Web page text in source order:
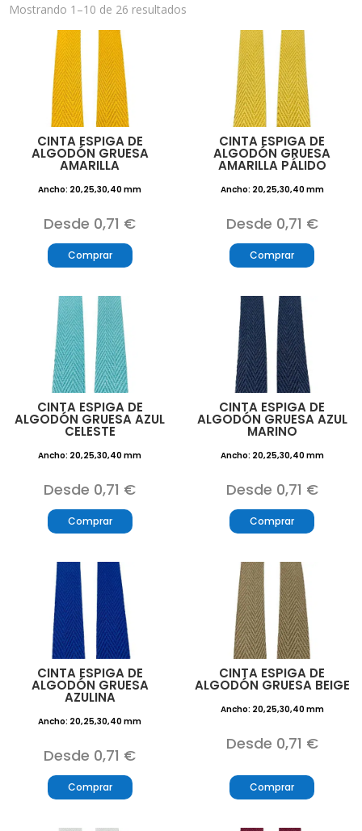
Mostrando 1–10 de 26 resultados
CINTA ESPIGA DE
ALGODÓN GRUESA
AMARILLA
Ancho: 20,25,30,40 mm
Desde 0,71 €
Comprar
CINTA ESPIGA DE
ALGODÓN GRUESA
AMARILLA PÁLIDO
Ancho: 20,25,30,40 mm
Desde 0,71 €
Comprar
CINTA ESPIGA DE
ALGODÓN GRUESA AZUL
CELESTE
Ancho: 20,25,30,40 mm
Desde 0,71 €
Comprar
CINTA ESPIGA DE
ALGODÓN GRUESA AZUL
MARINO
Ancho: 20,25,30,40 mm
Desde 0,71 €
Comprar
CINTA ESPIGA DE
ALGODÓN GRUESA
AZULINA
Ancho: 20,25,30,40 mm
Desde 0,71 €
Comprar
CINTA ESPIGA DE
ALGODÓN GRUESA BEIGE
Ancho: 20,25,30,40 mm
Desde 0,71 €
Comprar